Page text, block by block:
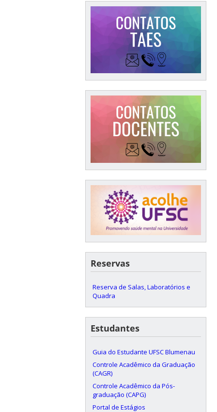
Reservas
Reserva de Salas, Laboratórios e
Quadra
Estudantes
Guia do Estudante UFSC Blumenau
Controle Acadêmico da Graduação
(CAGR)
Controle Acadêmico da Pós-
graduação (CAPG)
Portal de Estágios